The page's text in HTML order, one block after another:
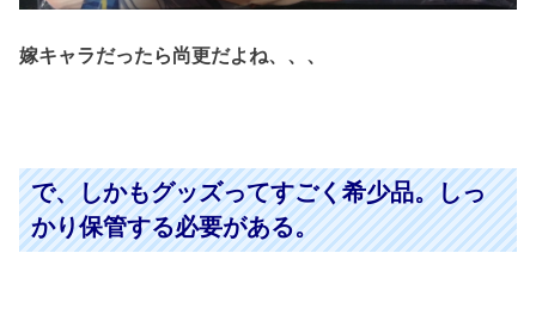
嫁キャラだったら尚更だよね、、、
で、しかもグッズってすごく希少品。しっ
かり保管する必要がある。